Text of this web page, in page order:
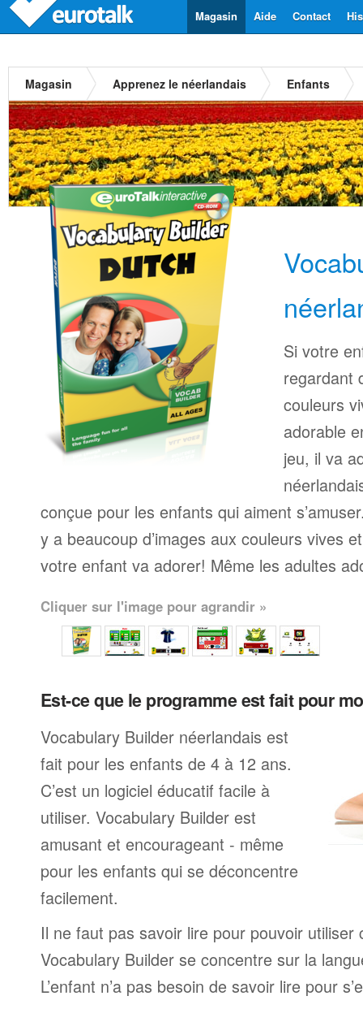
Contact
Aide
Magasin
Magasin Apprenez le néerlandais Enfants
Si votre
regardant
couleurs
adorable
jeu, il va
conçue pour les enfants qui aiment
y a beaucoup d’images aux couleurs vives
votre enfant va adorer! Même les adultes
Cliquer sur l'image pour agrandir »
Est-ce que le programme est fait pour
Vocabulary Builder néerlandais est
fait pour les enfants de 4 à 12 ans.
C’est un logiciel éducatif facile à
utiliser. Vocabulary Builder est
amusant et encourageant - même
pour les enfants qui se déconcentre
facilement.
Il ne faut pas savoir lire pour pouvoir utiliser
Vocabulary Builder se concentre sur la
L’enfant n’a pas besoin de savoir lire pour